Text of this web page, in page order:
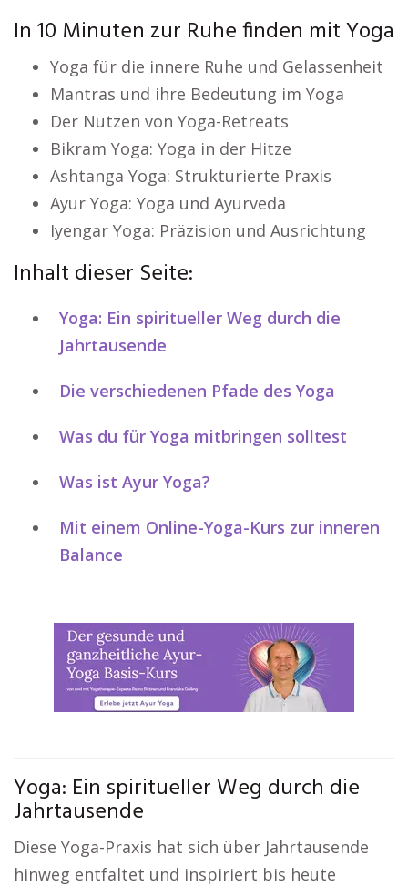
In 10 Minuten zur Ruhe finden mit Yoga
Yoga für die innere Ruhe und Gelassenheit
Mantras und ihre Bedeutung im Yoga
Der Nutzen von Yoga-Retreats
Bikram Yoga: Yoga in der Hitze
Ashtanga Yoga: Strukturierte Praxis
Ayur Yoga: Yoga und Ayurveda
Iyengar Yoga: Präzision und Ausrichtung
Inhalt dieser Seite:
Yoga: Ein spiritueller Weg durch die
Jahrtausende
Die verschiedenen Pfade des Yoga
Was du für Yoga mitbringen solltest
Was ist Ayur Yoga?
Mit einem Online-Yoga-Kurs zur inneren
Balance
Yoga: Ein spiritueller Weg durch die
Jahrtausende
Diese Yoga-Praxis hat sich über Jahrtausende
hinweg entfaltet und inspiriert bis heute